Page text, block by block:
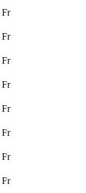
Fr
Fr
Fr
Fr
Fr
Fr
Fr
Fr